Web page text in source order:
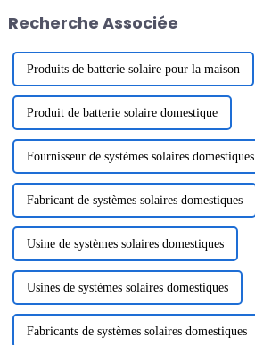
tous...
Recherche Associée
Produits de batterie solaire pour la maison
Produit de batterie solaire domestique
Fournisseur de systèmes solaires domestiques
Fabricant de systèmes solaires domestiques
Usine de systèmes solaires domestiques
Usines de systèmes solaires domestiques
Fabricants de systèmes solaires domestiques